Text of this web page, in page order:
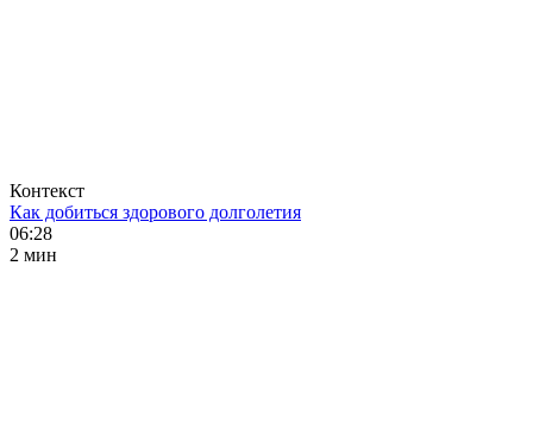
Контекст
Как добиться здорового долголетия
06:28
2 мин